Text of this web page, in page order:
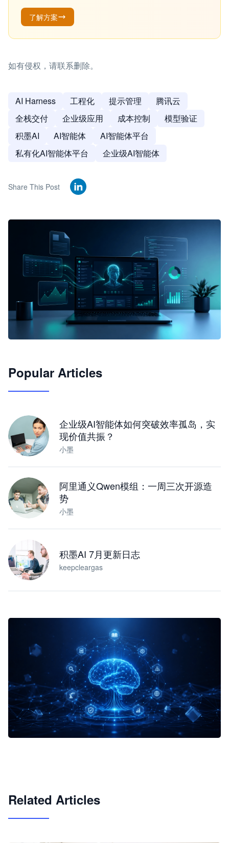
了解方案
如有侵权，请联系删除。
AI Harness 工程化 提示管理
腾讯云
全栈交付
企业级应用 成本控制
模型验证
积墨AI
AI智能体
AI智能体平台
私有化AI智能体平台
企业级AI智能体
Share This Post
JimoClaw 桌面 AI Agent 工作台
Popular Articles
企业级AI智能体如何突破效率孤岛，实
现价值共振？
小墨
阿里通义Qwen模组：一周三次开源造
势
小墨
积墨AI 7月更新日志
keepcleargas
Related Articles